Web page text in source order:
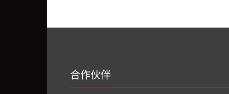
合作伙伴